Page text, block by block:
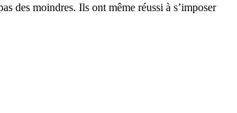
des moindres. Ils ont même réussi à s’imposer